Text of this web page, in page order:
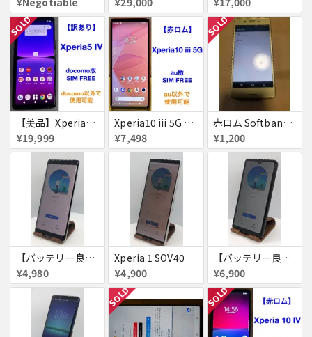
SOLD
【美品】Xperia5 iv 128GB 赤ロム
¥19,999
Xperia10 iii 5G 128GB 赤ロム
¥7,498
SOLD
赤ロム Softbank 502SO Xperia X Performance ソフトバンク エクスペリア
¥1,200
【バッテリー良好】Xperia XZ3
¥4,980
Xperia 1 SOV40
¥4,900
【バッテリー良好・SIMロック解除済】Xperia AceⅡ
¥6,900
SOLD SOLD